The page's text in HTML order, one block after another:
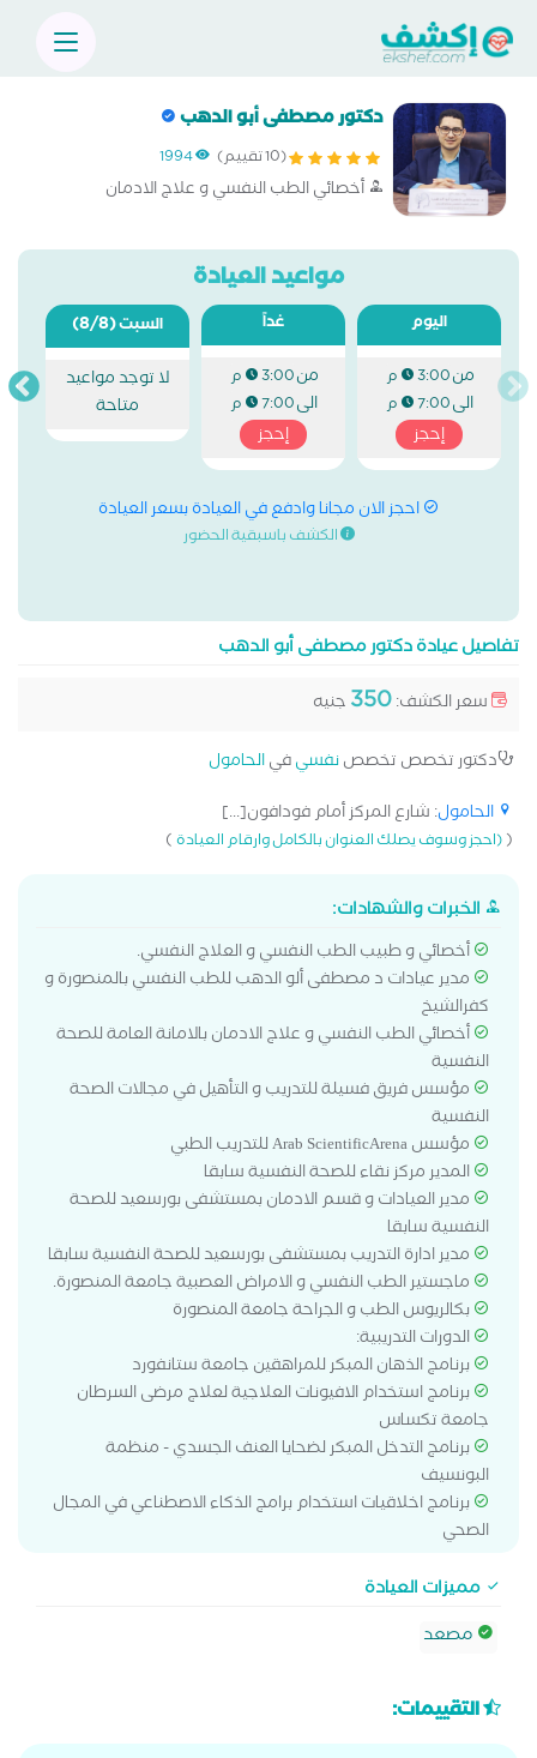
دكتور مصطفى أبو الدهب
(10 تقييم) 1994
أخصائي الطب النفسي و علاج الادمان
مواعيد العيادة
اليوم
من3:00 م
الى7:00 م
إحجز
غداً
من3:00 م
الى7:00 م
إحجز
السبت(8/8)
لا توجد مواعيد
متاحة
احجز الان مجانا وادفع في العيادة بسعر العيادة
الكشف باسبقية الحضور
تفاصيل عيادة دكتور مصطفى أبو الدهب
سعر الكشف:350 جنيه
دكتور تخصص تخصصنفسيفيالحامول
الحامول: شارع المركز أمام فودافون[...]
((احجز وسوف يصلك العنوان بالكامل وارقام العيادة)
الخبرات والشهادات:
أخصائي و طبيب الطب النفسي و العلاج النفسي.
مدير عيادات د مصطفى ألو الدهب للطب النفسي بالمنصورة و
كفرالشيخ
أخصائي الطب النفسي و علاج الادمان بالامانة العامة للصحة
النفسية
مؤسس فريق فسيلة للتدريب و التأهيل في مجالات الصحة
النفسية
مؤسس Arab ScientificArena للتدريب الطبي
المدير مركز نقاء للصحة النفسية سابقا
مدير العيادات و قسم الادمان بمستشفى بورسعيد للصحة
النفسية سابقا
مدير ادارة التدريب بمستشفى بورسعيد للصحة النفسية سابقا
ماجستير الطب النفسي و الامراض العصبية جامعة المنصورة.
بكالريوس الطب و الجراحة جامعة المنصورة
الدورات التدريبية:
برنامج الذهان المبكر للمراهقين جامعة ستانفورد
برنامج استخدام الافيونات العلاجية لعلاج مرضى السرطان
جامعة تكساس
برنامج التدخل المبكر لضحايا العنف الجسدي - منظمة
البونسيف
برنامج اخلاقيات استخدام برامج الذكاء الاصطناعي في المجال
الصحي
مميزات العيادة
مصعد
التقييمات: